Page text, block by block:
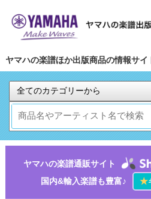
ヤマハの楽譜ほか出版商品の情報サイ
ヤマハの楽譜通販サイト
国内&輸入楽譜も豊富♪
★